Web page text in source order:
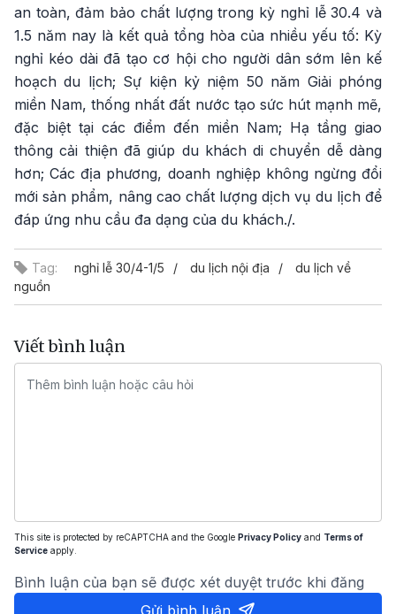
an toàn, đảm bảo chất lượng trong kỳ nghỉ lễ 30.4 và
1.5 năm nay là kết quả tổng hòa của nhiều yếu tố: Kỳ
nghỉ kéo dài đã tạo cơ hội cho người dân sớm lên kế
hoạch du lịch; Sự kiện kỷ niệm 50 năm Giải phóng
miền Nam, thống nhất đất nước tạo sức hút mạnh mẽ,
đặc biệt tại các điểm đến miền Nam; Hạ tầng giao
thông cải thiện đã giúp du khách di chuyển dễ dàng
hơn; Các địa phương, doanh nghiệp không ngừng đổi
mới sản phẩm, nâng cao chất lượng dịch vụ du lịch để
đáp ứng nhu cầu đa dạng của du khách./.
Tag: nghỉ lễ 30/4-1/5 du lịch nội địa
du lịch về
nguồn
Viết bình luận
This site is protected by reCAPTCHA and the Google Privacy Policy and Terms of
Service apply.
Bình luận của bạn sẽ được xét duyệt trước khi đăng